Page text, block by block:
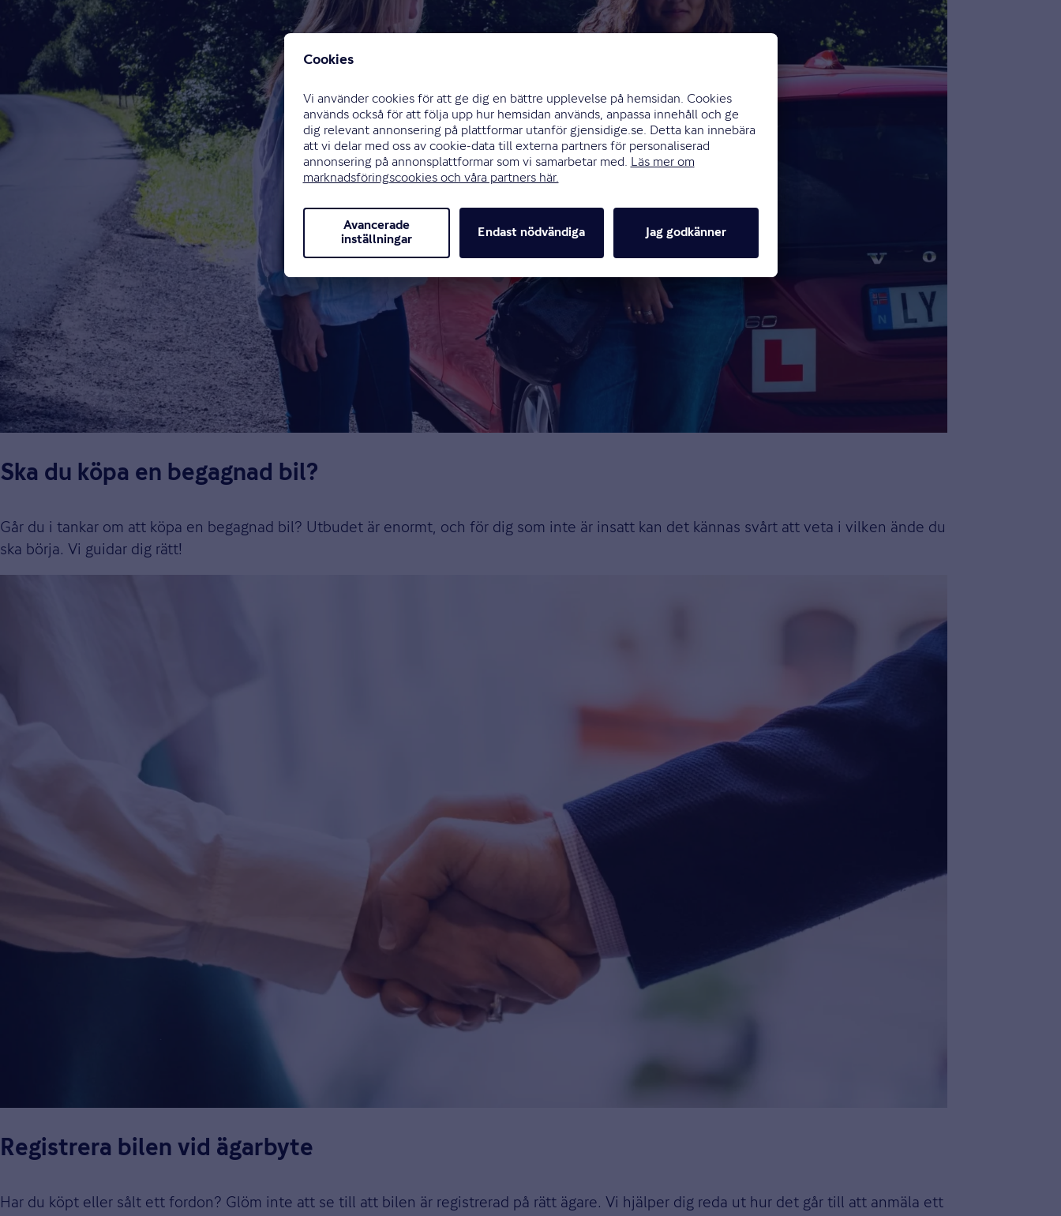
Ska du köpa en begagnad bil?
Går du i tankar om att köpa en begagnad bil? Utbudet är enormt, och för dig som inte är insatt kan det kännas svårt att veta i vilken ände du
ska börja. Vi guidar dig rätt!
Registrera bilen vid ägarbyte
Har du köpt eller sålt ett fordon? Glöm inte att se till att bilen är registrerad på rätt ägare. Vi hjälper dig reda ut hur det går till att anmäla ett